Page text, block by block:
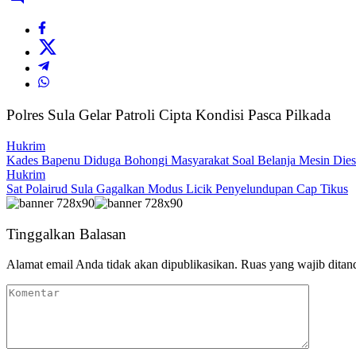
Polres Sula Gelar Patroli Cipta Kondisi Pasca Pilkada
Hukrim
Kades Bapenu Diduga Bohongi Masyarakat Soal Belanja Mesin
Hukrim
Sat Polairud Sula Gagalkan Modus Licik Penyelundupan Cap Tikus
Tinggalkan Balasan
Alamat email Anda tidak akan dipublikasikan. Ruas yang wajib